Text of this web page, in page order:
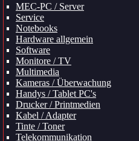
überspringen
MEC-PC / Server
Service
Notebooks
Hardware allgemein
Software
Monitore / TV
Multimedia
Kameras / Überwachung
Handys / Tablet PC's
Drucker / Printmedien
Kabel / Adapter
Tinte / Toner
Telekommunikation